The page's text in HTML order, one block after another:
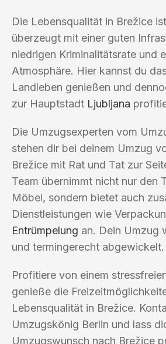
Die Lebensqualität in Brežice
überzeugt mit einer guten
niedrigen Kriminalitätsrate und
Atmosphäre. Hier kannst du
Landleben genießen und
zur Hauptstadt Ljubljana
Die Umzugsexperten vom
stehen dir bei deinem Umzug
Brežice mit Rat und Tat zur
Team übernimmt nicht nur den
Möbel, sondern bietet auch
Dienstleistungen wie
Entrümpelung an. Dein Umzug
und termingerecht abgewickelt.
Profitiere von einem
genieße die
Lebensqualität in Brežice.
Umzugskönig Berlin und lass
Umzugswunsch nach Brežice